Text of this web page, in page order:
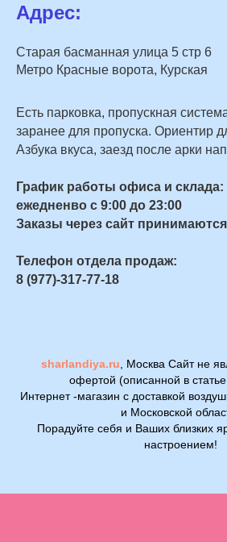
Адрес:
Старая басманная улица 5 стр 6
Метро Красные ворота, Курская
Есть парковка, пропускная
заранее для пропуска. Ориентир
Азбука вкуса, заезд после арки
График работы офиса и склада:
ежедненво с 9:00 до 23:00
Заказы через сайт
Телефон отдела продаж:
8 (977)-317-77-18
sharlandiya.ru , Москва Сайт не
офертой (описанной в
Интернет -магазин с доставкой
и Московской
Порадуйте себя и Ваших близких
настроением!